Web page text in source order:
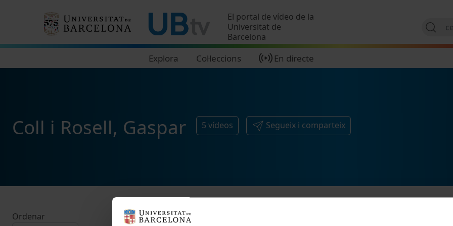
El portal de vídeo de la
Universitat de
Barcelona
Explora Col·leccions En directe
Coll i Rosell, Gaspar 5 vídeos Segueix i comparteix
Ordenar